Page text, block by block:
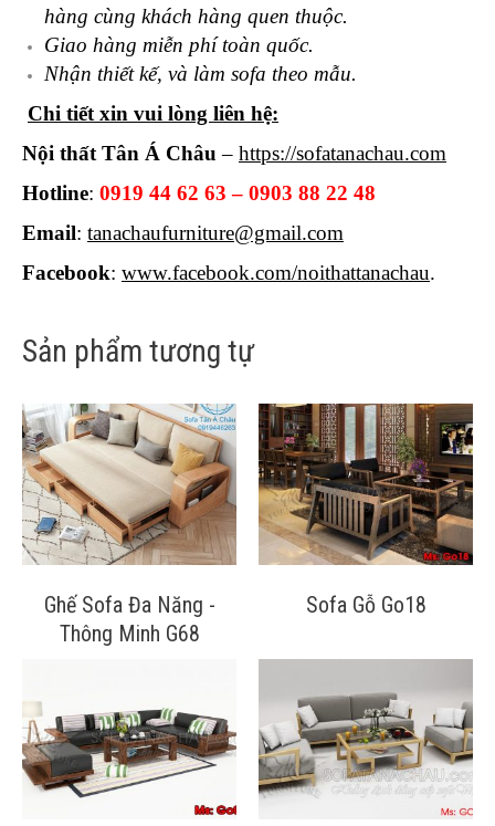
hàng cùng khách hàng quen thuộc.
Giao hàng miễn phí toàn quốc.
Nhận thiết kế, và làm sofa theo mẫu.
Chi tiết xin vui lòng liên hệ:
Nội thất Tân Á Châu – https://sofatanachau.com
Hotline: 0919 44 62 63 – 0903 88 22 48
Email: tanachaufurniture@gmail.com
Facebook: www.facebook.com/noithattanachau.
Sản phẩm tương tự
Ghế Sofa Đa Năng -
Thông Minh G68
Sofa Gỗ Go18